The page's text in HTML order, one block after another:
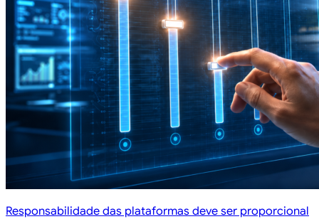
Responsabilidade das plataformas deve ser proporcional